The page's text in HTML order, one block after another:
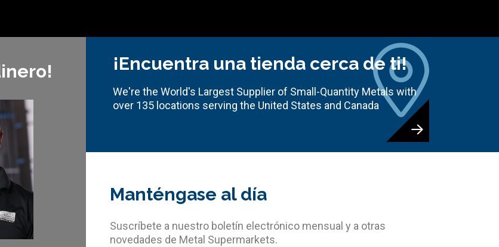
¡Encuentra una tienda cerca de ti!
We're the World's Largest Supplier of Small-Quantity Metals with
over 135 locations serving the United States and Canada
Manténgase al día
Suscríbete a nuestro boletín electrónico mensual y a otras
novedades de Metal Supermarkets.